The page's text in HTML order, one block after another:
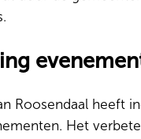
Roosendaal heeft
Het